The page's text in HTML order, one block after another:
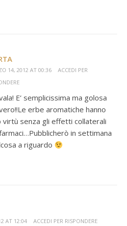
14, 2012 AT 00:36
ACCEDI PER
E’ semplicissima ma golosa
erbe aromatiche hanno
virtù senza gli effetti collaterali
in settimana
a riguardo
AT 12:04 ACCEDI PER RISPONDERE